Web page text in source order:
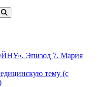
Search
Эпизод 7. Мария
тему (с